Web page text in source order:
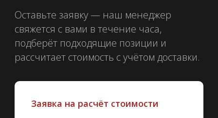
Оставьте заявку — наш менеджер
свяжется с вами в течение часа,
подберёт подходящие позиции и
рассчитает стоимость с учётом доставки.
Заявка на расчёт стоимости